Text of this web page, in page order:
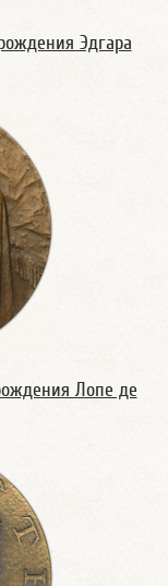
Эдгара
Лопе де